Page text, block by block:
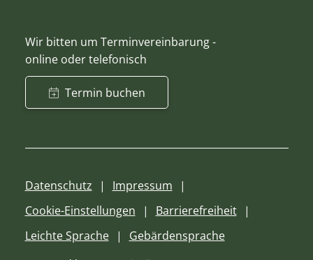
Wir bitten um Terminvereinbarung -
online oder telefonisch
Termin buchen
Datenschutz
Impressum
Cookie-Einstellungen
Barrierefreiheit
Leichte Sprache
Gebärdensprache